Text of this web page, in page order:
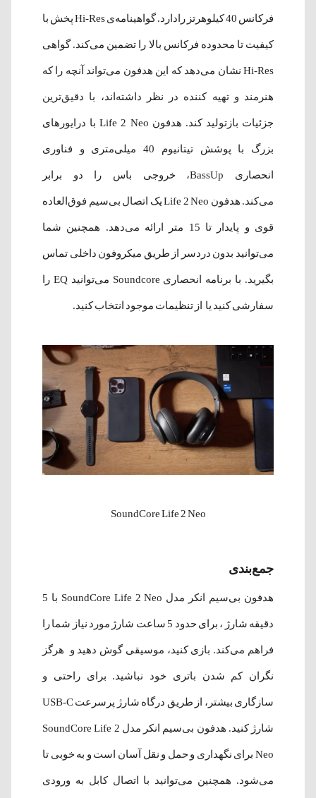
فرکانس 40 کیلوهرتز رادارد. گواهینامه‌ی Hi-Res پخش با
کیفیت تا محدوده فرکانس بالا را تضمین می‌کند. گواهی
Hi-Res نشان می‌دهد که این هدفون می‌تواند آنچه را که
هنرمند و تهیه کننده در نظر داشته‌اند، با دقیق‌ترین
جزئیات بازتولید کند. هدفون Life 2 Neo با درایورهای
بزرگ با پوشش تیتانیوم 40 میلی‌متری و فناوری
انحصاری BassUp، خروجی باس را دو برابر
می‌کند. هدفون Life 2 Neo یک اتصال بی‌سیم فوق‌العاده
قوی و پایدار تا 15 متر ارائه می‌دهد. همچنین شما
می‌توانید بدون دردسر از طریق میکروفون داخلی تماس
بگیرید. با برنامه انحصاری Soundcore می‌توانید EQ را
سفارشی کنید یا از تنظیمات موجود انتخاب کنید.
SoundCore Life 2 Neo
جمع‌بندی
هدفون بی‌سیم انکر مدل SoundCore Life 2 Neo با 5
دقیقه شارژ ، برای حدود 5 ساعت شارژ مورد نیاز شما را
فراهم می‌کند. بازی کنید، موسیقی گوش دهید و هرگز
نگران کم شدن باتری خود نباشید. برای راحتی و
سازگاری بیشتر، از طریق درگاه شارژ پرسرعت USB-C
شارژ کنید. هدفون بی‌سیم انکر مدل SoundCore Life 2
Neo برای نگهداری و حمل و نقل آسان است و به خوبی تا
می‌شود. همچنین می‌توانید با اتصال کابل به ورودی